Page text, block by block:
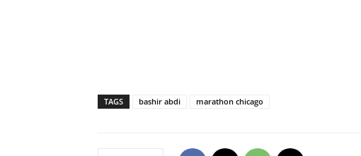
TAGS bashir abdi marathon chicago